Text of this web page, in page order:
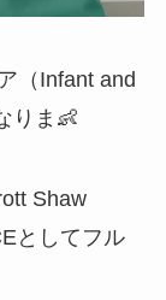
（Infant and
りま👶
Shaw
としてフル